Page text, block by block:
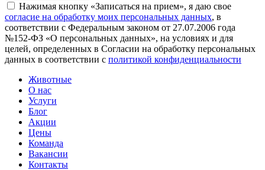
Нажимая кнопку «Записаться на прием», я даю свое
согласие на обработку моих персональных данных, в
соответствии с Федеральным законом от 27.07.2006 года
№152-ФЗ «О персональных данных», на условиях и для
целей, определенных в Согласии на обработку персональных
данных в соответствии с политикой конфиденциальности
Животные
О нас
Услуги
Блог
Акции
Цены
Команда
Вакансии
Контакты